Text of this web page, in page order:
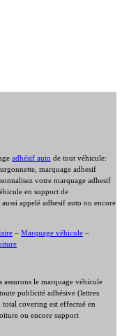
adhésif auto de tout véhicule:
marquage adhesif
votre marquage adhesif
en support de
appelé adhesif auto ou encore
– Marquage véhicule –
le marquage véhicule
publicité adhésive (lettres
covering est effectué en
ou encore support